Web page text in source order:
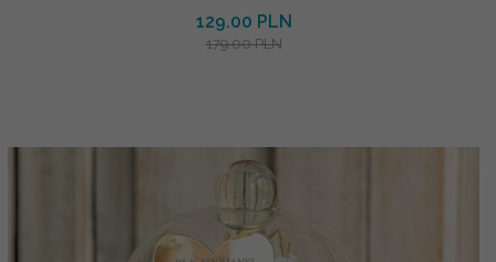
129.00 PLN
179.00 PLN